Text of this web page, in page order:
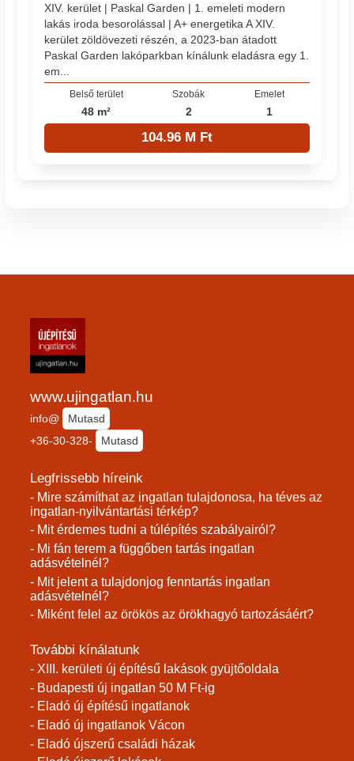
XIV. kerület | Paskal Garden | 1. emeleti modern
lakás iroda besorolással | A+ energetika A XIV.
kerület zöldövezeti részén, a 2023-ban átadott
Paskal Garden lakóparkban kínálunk eladásra egy 1.
em...
Belső terület
48 m²
Szobák
2
Emelet
1
104.96 M Ft
www.ujingatlan.hu
info@
Mutasd
+36-30-328-
Mutasd
Legfrissebb híreink
- Mire számíthat az ingatlan tulajdonosa, ha téves az
ingatlan-nyilvántartási térkép?
- Mit érdemes tudni a túlépítés szabályairól?
- Mi fán terem a függőben tartás ingatlan
adásvételnél?
- Mit jelent a tulajdonjog fenntartás ingatlan
adásvételnél?
- Miként felel az örökös az örökhagyó tartozásáért?
További kínálatunk
- XIII. kerületi új építésű lakások gyüjtőoldala
- Budapesti új ingatlan 50 M Ft-ig
- Eladó új építésű ingatlanok
- Eladó új ingatlanok Vácon
- Eladó újszerű családi házak